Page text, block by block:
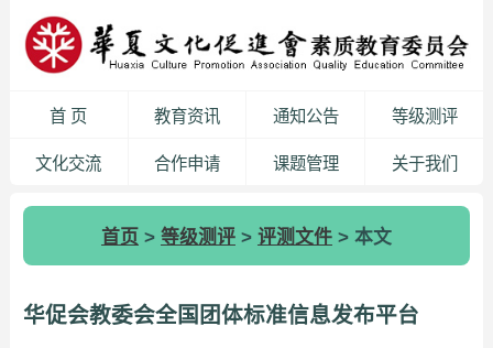
首 页 教育资讯 通知公告 等级测评
文化交流 合作申请 课题管理 关于我们
首页 > 等级测评> 评测文件> 本文
华促会教委会全国团体标准信息发布平台